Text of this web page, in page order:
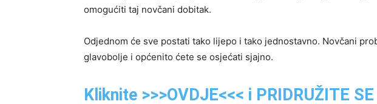
omogućiti taj novčani dobitak.
Odjednom će sve postati tako lijepo i tako jednostavno. Novčani
glavobolje i općenito ćete se osjećati sjajno.
Kliknite >>>OVDJE<<< i PRIDRUŽITE